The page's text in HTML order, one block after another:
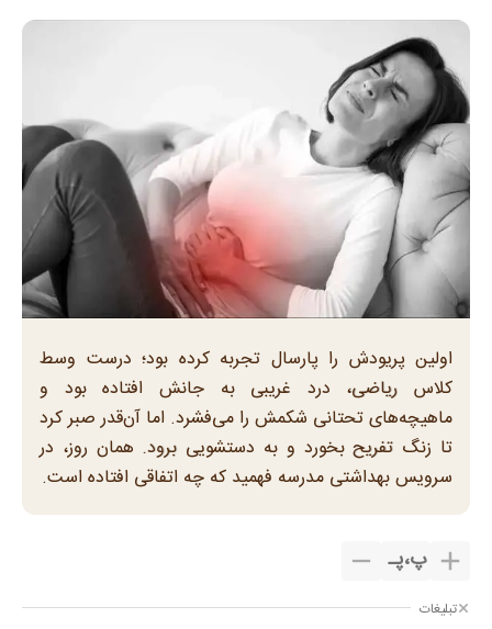
اولین پریودش را پارسال تجربه کرده بود؛ درست وسط
کلاس ریاضی، درد غریبی به جانش افتاده بود و
ماهیچه‌های تحتانی شکمش را می‌فشرد. اما آن‌قدر صبر کرد
تا زنگ تفریح بخورد و به دستشویی برود. همان روز، در
سرویس بهداشتی مدرسه فهمید که چه اتفاقی افتاده است.
پ،پـ
تبلیغات